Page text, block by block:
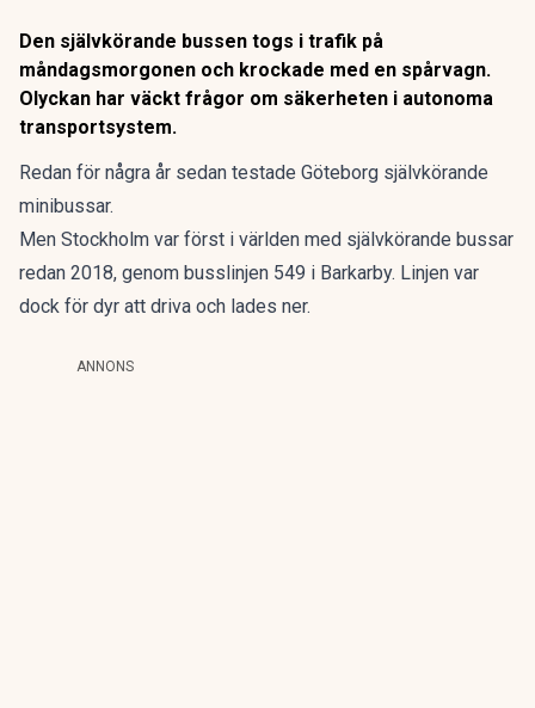
Den självkörande bussen togs i trafik på
måndagsmorgonen och krockade med en spårvagn.
Olyckan har väckt frågor om säkerheten i autonoma
transportsystem.
Redan för några år sedan testade Göteborg självkörande
minibussar.
Men Stockholm var först i världen med självkörande bussar
redan 2018, genom busslinjen 549 i Barkarby. Linjen var
dock för dyr att driva och lades ner.
ANNONS